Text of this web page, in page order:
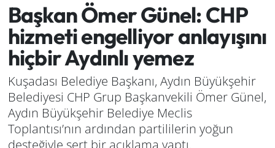
Başkan Ömer Günel: CHP
hizmeti engelliyor anlayışını
hiçbir Aydınlı yemez
Kuşadası Belediye Başkanı, Aydın Büyükşehir
Belediyesi CHP Grup Başkanvekili Ömer Günel,
Aydın Büyükşehir Belediye Meclis
Toplantısı’nın ardından partililerin yoğun
desteğiyle sert bir açıklama yaptı.
Genel
Haber
Izmir
Kütahya
Manisa
Son Dakika Haberleri
Haber Arşivi